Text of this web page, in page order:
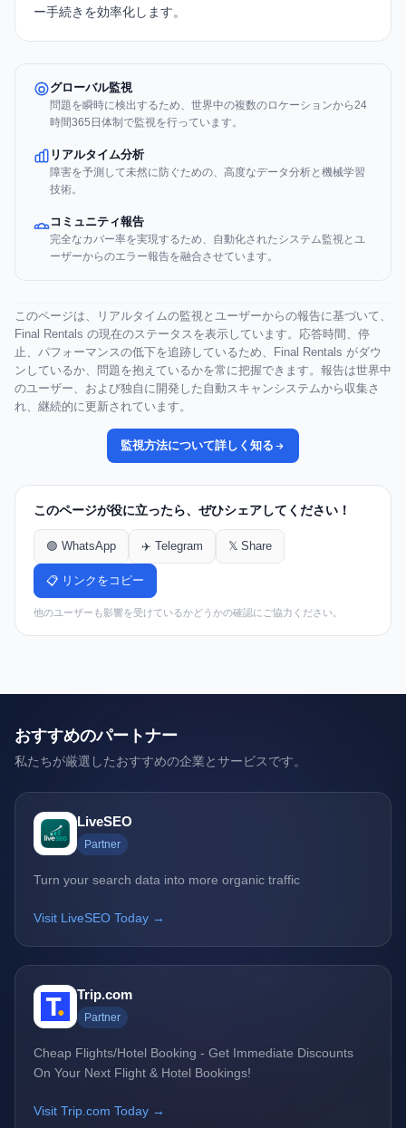
ー手続きを効率化します。
グローバル監視
問題を瞬時に検出するため、世界中の複数のロケーションから24
時間365日体制で監視を行っています。
リアルタイム分析
障害を予測して未然に防ぐための、高度なデータ分析と機械学習
技術。
コミュニティ報告
完全なカバー率を実現するため、自動化されたシステム監視とユ
ーザーからのエラー報告を融合させています。
このページは、リアルタイムの監視とユーザーからの報告に基づいて、
Final Rentals の現在のステータスを表示しています。応答時間、停
止、パフォーマンスの低下を追跡しているため、Final Rentals がダウ
ンしているか、問題を抱えているかを常に把握できます。報告は世界中
のユーザー、および独自に開発した自動スキャンシステムから収集さ
れ、継続的に更新されています。
監視方法について詳しく知る
このページが役に立ったら、ぜひシェアしてください！
🟢 WhatsApp ✈️ Telegram 𝕏 Share
📋 リンクをコピー
他のユーザーも影響を受けているかどうかの確認にご協力ください。
おすすめのパートナー
私たちが厳選したおすすめの企業とサービスです。
LiveSEO
Partner
Turn your search data into more organic traffic
Visit LiveSEO Today →
Trip.com
Partner
Cheap Flights/Hotel Booking - Get Immediate Discounts
On Your Next Flight & Hotel Bookings!
Visit Trip.com Today →